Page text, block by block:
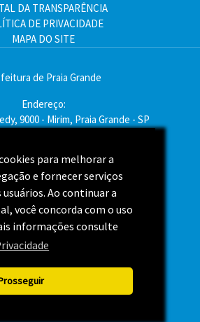
para melhorar a
e fornecer serviços
Ao continuar a
você concorda com o uso
informações consulte
DA TRANSPARÊNCIA
DE PRIVACIDADE
MAPA DO SITE
de Praia Grande
Endereço:
9000 - Mirim, Praia Grande - SP
3496-2000
segunda a sexta - das 9h às 16h
de Imprensa
NAS REDES SOCIAIS